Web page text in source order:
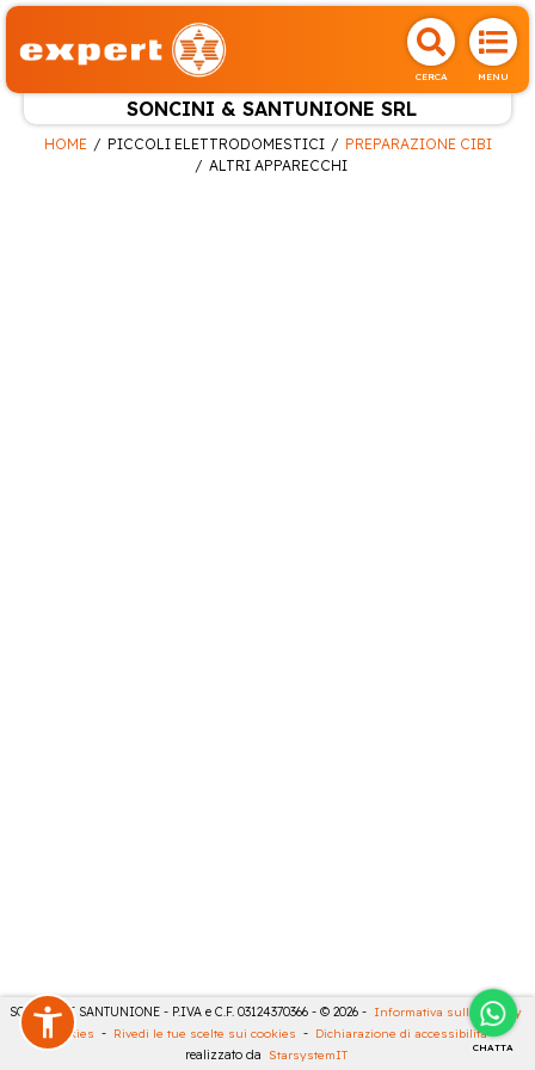
CERCA MENU
SONCINI & SANTUNIONE SRL
CHATTA
HOME PICCOLI ELETTRODOMESTICI
PREPARAZIONE CIBI
ALTRI APPARECCHI
SONCINI E SANTUNIONE - P.IVA e C.F. 03124370366 - © 2026 - Informativa sulla privacy
Cookies - Rivedi le tue scelte sui cookies - Dichiarazione di accessibilità -
realizzato da StarsystemIT